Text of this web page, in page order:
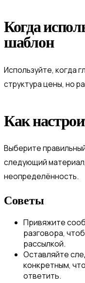
Когда
шаблон
Используйте, когда
структура цены, но
Как
Выберите
следующий
неопределённость.
Советы
Привяжите
разговора,
рассылкой.
Оставляйте
конкретным,
ответить.